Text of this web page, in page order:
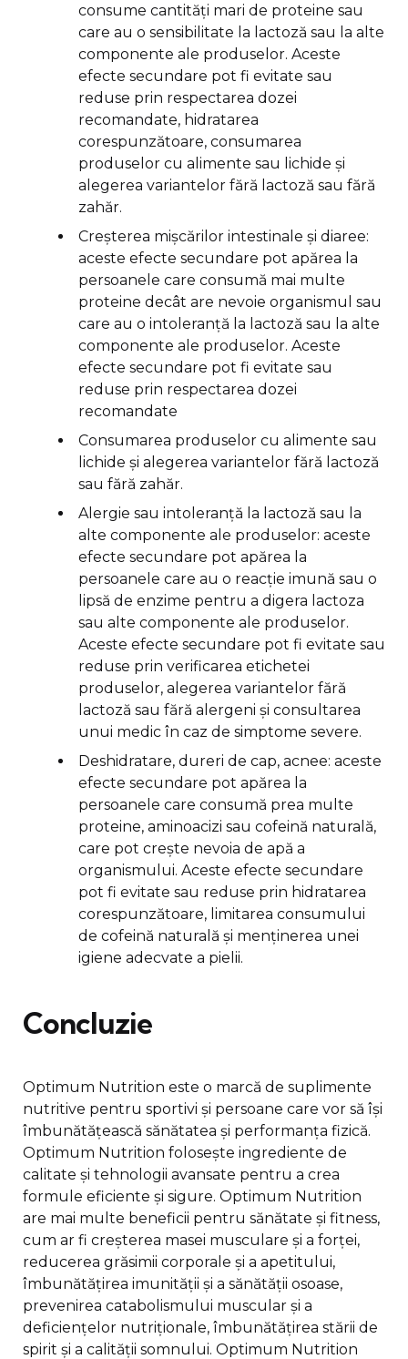
consume cantități mari de proteine sau
care au o sensibilitate la lactoză sau la alte
componente ale produselor. Aceste
efecte secundare pot fi evitate sau
reduse prin respectarea dozei
recomandate, hidratarea
corespunzătoare, consumarea
produselor cu alimente sau lichide și
alegerea variantelor fără lactoză sau fără
zahăr.
Creșterea mișcărilor intestinale și diaree:
aceste efecte secundare pot apărea la
persoanele care consumă mai multe
proteine decât are nevoie organismul sau
care au o intoleranță la lactoză sau la alte
componente ale produselor. Aceste
efecte secundare pot fi evitate sau
reduse prin respectarea dozei
recomandate
Consumarea produselor cu alimente sau
lichide și alegerea variantelor fără lactoză
sau fără zahăr.
Alergie sau intoleranță la lactoză sau la
alte componente ale produselor: aceste
efecte secundare pot apărea la
persoanele care au o reacție imună sau o
lipsă de enzime pentru a digera lactoza
sau alte componente ale produselor.
Aceste efecte secundare pot fi evitate sau
reduse prin verificarea etichetei
produselor, alegerea variantelor fără
lactoză sau fără alergeni și consultarea
unui medic în caz de simptome severe.
Deshidratare, dureri de cap, acnee: aceste
efecte secundare pot apărea la
persoanele care consumă prea multe
proteine, aminoacizi sau cofeină naturală,
care pot crește nevoia de apă a
organismului. Aceste efecte secundare
pot fi evitate sau reduse prin hidratarea
corespunzătoare, limitarea consumului
de cofeină naturală și menținerea unei
igiene adecvate a pielii.
Concluzie
Optimum Nutrition este o marcă de suplimente
nutritive pentru sportivi și persoane care vor să își
îmbunătățească sănătatea și performanța fizică.
Optimum Nutrition folosește ingrediente de
calitate și tehnologii avansate pentru a crea
formule eficiente și sigure. Optimum Nutrition
are mai multe beneficii pentru sănătate și fitness,
cum ar fi creșterea masei musculare și a forței,
reducerea grăsimii corporale și a apetitului,
îmbunătățirea imunității și a sănătății osoase,
prevenirea catabolismului muscular și a
deficiențelor nutriționale, îmbunătățirea stării de
spirit și a calității somnului. Optimum Nutrition